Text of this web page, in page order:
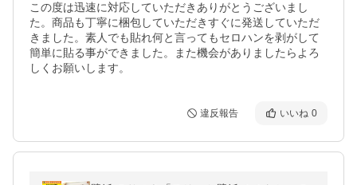
この度は迅速に対応していただきありがとうございまし
た。商品も丁寧に梱包していただきすぐに発送していただ
きました。素人でも貼れ何と言ってもセロハンを剥がして
簡単に貼る事ができました。また機会がありましたらよろ
しくお願いします。
違反報告 いいね 0